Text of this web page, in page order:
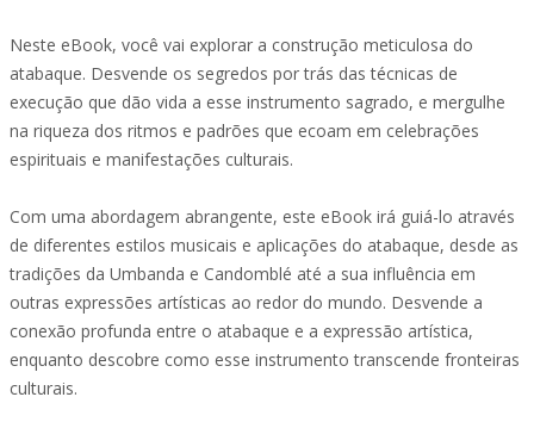
Neste eBook, você vai explorar a construção meticulosa do
atabaque. Desvende os segredos por trás das técnicas de
execução que dão vida a esse instrumento sagrado, e mergulhe
na riqueza dos ritmos e padrões que ecoam em celebrações
espirituais e manifestações culturais.
Com uma abordagem abrangente, este eBook irá guiá-lo através
de diferentes estilos musicais e aplicações do atabaque, desde as
tradições da Umbanda e Candomblé até a sua influência em
outras expressões artísticas ao redor do mundo. Desvende a
conexão profunda entre o atabaque e a expressão artística,
enquanto descobre como esse instrumento transcende fronteiras
culturais.